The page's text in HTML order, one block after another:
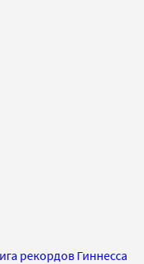
рекордов Гиннесса